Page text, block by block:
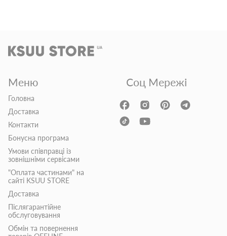
Меню
Головна
Доставка
Контакти
Бонусна програма
Умови співправці із
зовнішніми сервісами
"Оплата частинами" на
сайті KSUU STORE
Доставка
Післягарантійне
обслуговування
Обмін та повернення
Соц Мережі